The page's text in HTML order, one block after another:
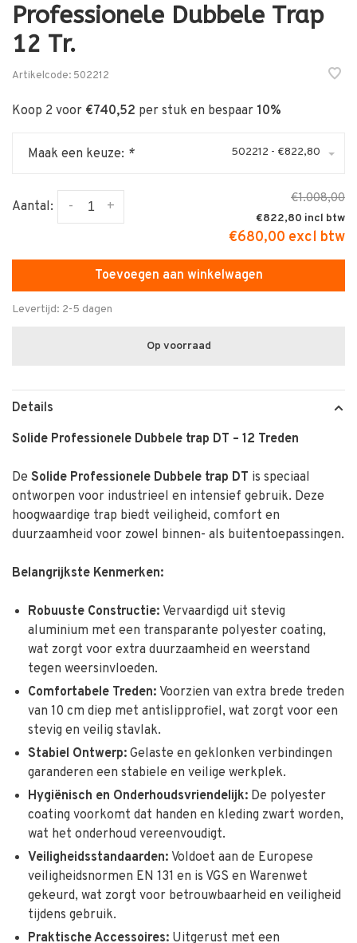
Professionele Dubbele Trap
12 Tr.
Artikelcode: 502212
Koop 2 voor €740,52 per stuk en bespaar 10%
Maak een keuze: * 502212 - €822,80
Aantal: +
-
€1.008,00
€822,80
€680,00 excl btw
Toevoegen aan winkelwagen
Levertijd: 2-5 dagen
Op voorraad
Details
Solide Professionele Dubbele trap DT – 12 Treden
De Solide Professionele Dubbele trap DT is speciaal
ontworpen voor industrieel en intensief gebruik. Deze
hoogwaardige trap biedt veiligheid, comfort en
duurzaamheid voor zowel binnen- als buitentoepassingen.
Belangrijkste Kenmerken:
Robuuste Constructie: Vervaardigd uit stevig
aluminium met een transparante polyester coating,
wat zorgt voor extra duurzaamheid en weerstand
tegen weersinvloeden.
Comfortabele Treden: Voorzien van extra brede treden
van 10 cm diep met antislipprofiel, wat zorgt voor een
stevig en veilig stavlak.
Stabiel Ontwerp: Gelaste en geklonken verbindingen
garanderen een stabiele en veilige werkplek.
Hygiënisch en Onderhoudsvriendelijk: De polyester
coating voorkomt dat handen en kleding zwart worden,
wat het onderhoud vereenvoudigt.
Veiligheidsstandaarden: Voldoet aan de Europese
veiligheidsnormen EN 131 en is VGS en Warenwet
gekeurd, wat zorgt voor betrouwbaarheid en veiligheid
tijdens gebruik.
Praktische Accessoires: Uitgerust met een